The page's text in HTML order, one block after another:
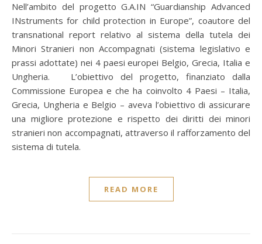
Nell’ambito del progetto G.A.IN “Guardianship Advanced
INstruments for child protection in Europe”, coautore del
transnational report relativo al sistema della tutela dei
Minori Stranieri non Accompagnati (sistema legislativo e
prassi adottate) nei 4 paesi europei Belgio, Grecia, Italia e
Ungheria. L’obiettivo del progetto, finanziato dalla
Commissione Europea e che ha coinvolto 4 Paesi – Italia,
Grecia, Ungheria e Belgio – aveva l’obiettivo di assicurare
una migliore protezione e rispetto dei diritti dei minori
stranieri non accompagnati, attraverso il rafforzamento del
sistema di tutela.
READ MORE